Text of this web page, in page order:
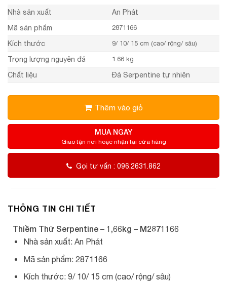
Nhà sản xuất
An Phát
Mã sản phẩm
2871166
Kích thước 9/ 10/ 15 cm (cao/ rộng/ sâu)
Trọng lượng nguyên đá 1.66 kg
Chất liệu Đá Serpentine tự nhiên
Thêm vào giỏ
MUA NGAY
Giao tận nơi hoặc nhận tại cửa hàng
Gọi tư vấn : 096.2631.862
THÔNG TIN CHI TIẾT
Thiềm Thừ Serpentine – 1,66kg – M2871166
Nhà sản xuất: An Phát
Mã sản phẩm: 2871166
Kích thước: 9/ 10/ 15 cm (cao/ rộng/ sâu)